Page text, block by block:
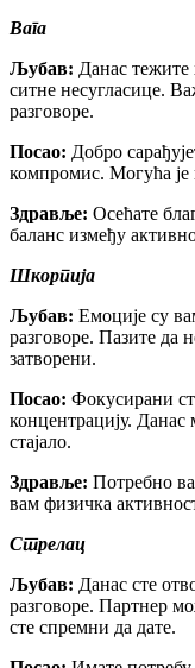
Вага
Љубав: Данас тежите
ситне несугласице.
разговоре.
Посао: Добро
компромис. Могућа је
Здравље: Осећате
баланс између
Шкорпија
Љубав: Емоције су
разговоре. Пазите да
затворени.
Посао: Фокусирани
концентрацију.
стајало.
Здравље: Потребно
вам физичка
Стрелац
Љубав: Данас сте
разговоре. Партнер
сте спремни да дате.